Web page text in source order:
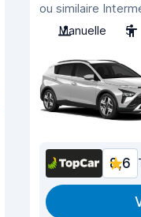
ou similaire
Manuelle
5
8,6